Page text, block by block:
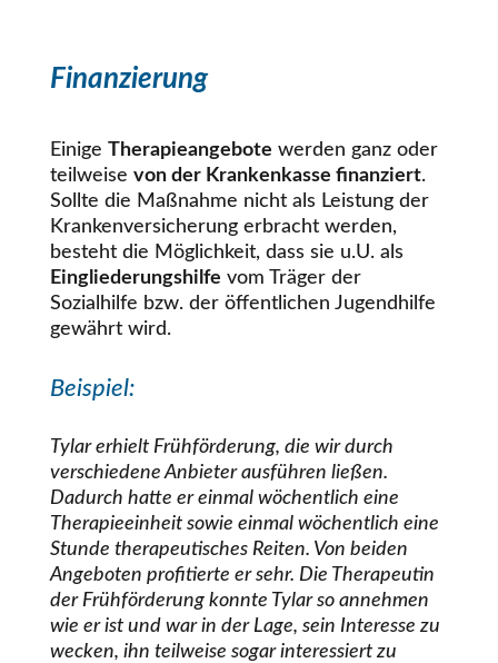
Finanzierung
Einige Therapieangebote werden ganz oder
teilweise von der Krankenkasse finanziert.
Sollte die Maßnahme nicht als Leistung der
Krankenversicherung erbracht werden,
besteht die Möglichkeit, dass sie u.U. als
Eingliederungshilfe vom Träger der
Sozialhilfe bzw. der öffentlichen Jugendhilfe
gewährt wird.
Beispiel:
Tylar erhielt Frühförderung, die wir durch
verschiedene Anbieter ausführen ließen.
Dadurch hatte er einmal wöchentlich eine
Therapieeinheit sowie einmal wöchentlich eine
Stunde therapeutisches Reiten. Von beiden
Angeboten profitierte er sehr. Die Therapeutin
der Frühförderung konnte Tylar so annehmen
wie er ist und war in der Lage, sein Interesse zu
wecken, ihn teilweise sogar interessiert zu